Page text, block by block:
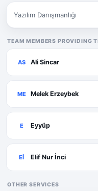
Yazılım Danışmanlığı
TEAM MEMBERS PROVIDING
AS Ali Sincar
ME Melek Erzeybek
E Eyyüp
Eİ Elif Nur İnci
OTHER SERVICES